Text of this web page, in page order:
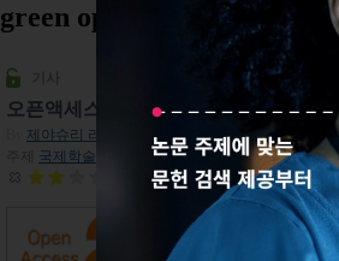
You are here
green open access
오픈액세스 기본 알아보기 (무료 PDF
제야슈리 라자고팔란 | 2015년 10월 23일
국제학술트렌드 재미로 보는 기사 | 조회수
평점:1.9
신진 연구자의 경우 자신
런점에서 오픈액세스 출
면 오픈 액세스는 정확히